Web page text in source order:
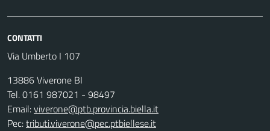
CONTATTI
Via Umberto I 107
13886 Viverone BI
Tel. 0161 987021 - 98497
Email:viverone@ptb.provincia.biella.it
Pec:tributi.viverone@pec.ptbiellese.it